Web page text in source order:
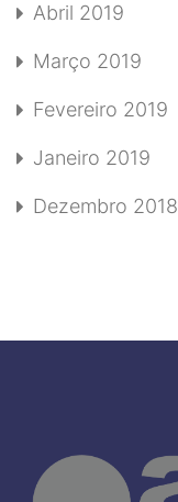
Abril 2019
Março 2019
Fevereiro 2019
Janeiro 2019
Dezembro 2018